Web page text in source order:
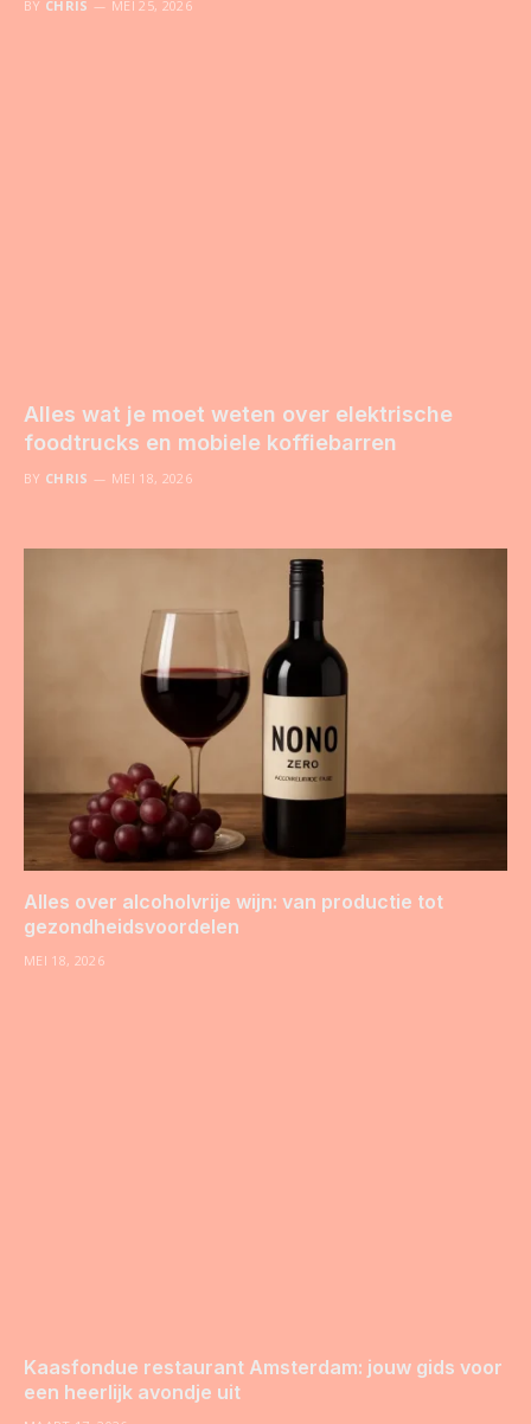
BY CHRIS MEI 25, 2026
Alles wat je moet weten over elektrische
foodtrucks en mobiele koffiebarren
BY CHRIS MEI 18, 2026
Alles over alcoholvrije wijn: van productie tot
gezondheidsvoordelen
MEI 18, 2026
Kaasfondue restaurant Amsterdam: jouw gids voor
een heerlijk avondje uit